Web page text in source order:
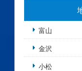
富山
金沢
小松